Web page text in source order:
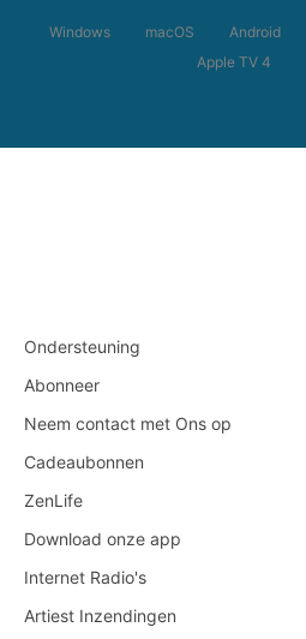
Windows macOS Android
Apple TV 4
Ondersteuning
Abonneer
Neem contact met Ons op
Cadeaubonnen
ZenLife
Download onze app
Internet Radio's
Artiest Inzendingen